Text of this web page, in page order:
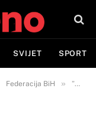
SVIJET SPORT
Federacija BiH » ”Ne boj se Adijane” – Snimak spasavanja dječaka u BiH obilazi svijet